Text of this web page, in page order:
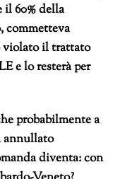
60% della
commetteva
violato il trattato
e lo resterà per
probabilmente a
annullato
diventa: con